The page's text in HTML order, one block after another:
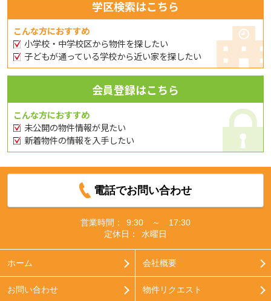
学区検索はこちら
こんな方におすすめ
小学校・中学校区から物件を探したい
子どもが通っている学校から近い家を探したい
会員登録はこちら
こんな方におすすめ
未公開の物件情報が見たい
新着物件の情報を入手したい
電話でお問い合わせ
営業時間：
9:30 ～ 17:30
定休日：
水曜日
ホーム 会社概要
お問い合わせ 物件リクエスト